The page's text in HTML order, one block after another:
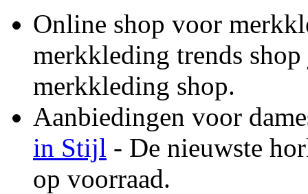
Online shop voor
merkkleding trends shop
merkkleding shop.
Aanbiedingen voor
in Stijl - De nieuwste
op voorraad.